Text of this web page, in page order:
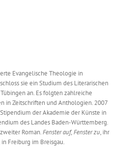
Evangelische Theologie in
sie ein Studium des Literarischen
an. Es folgten zahlreiche
in Zeitschriften und Anthologien. 2007
der Akademie der Künste in
des Landes Baden-Württemberg.
Roman.Fenster auf, Fenster zu, ihr
Freiburg im Breisgau.